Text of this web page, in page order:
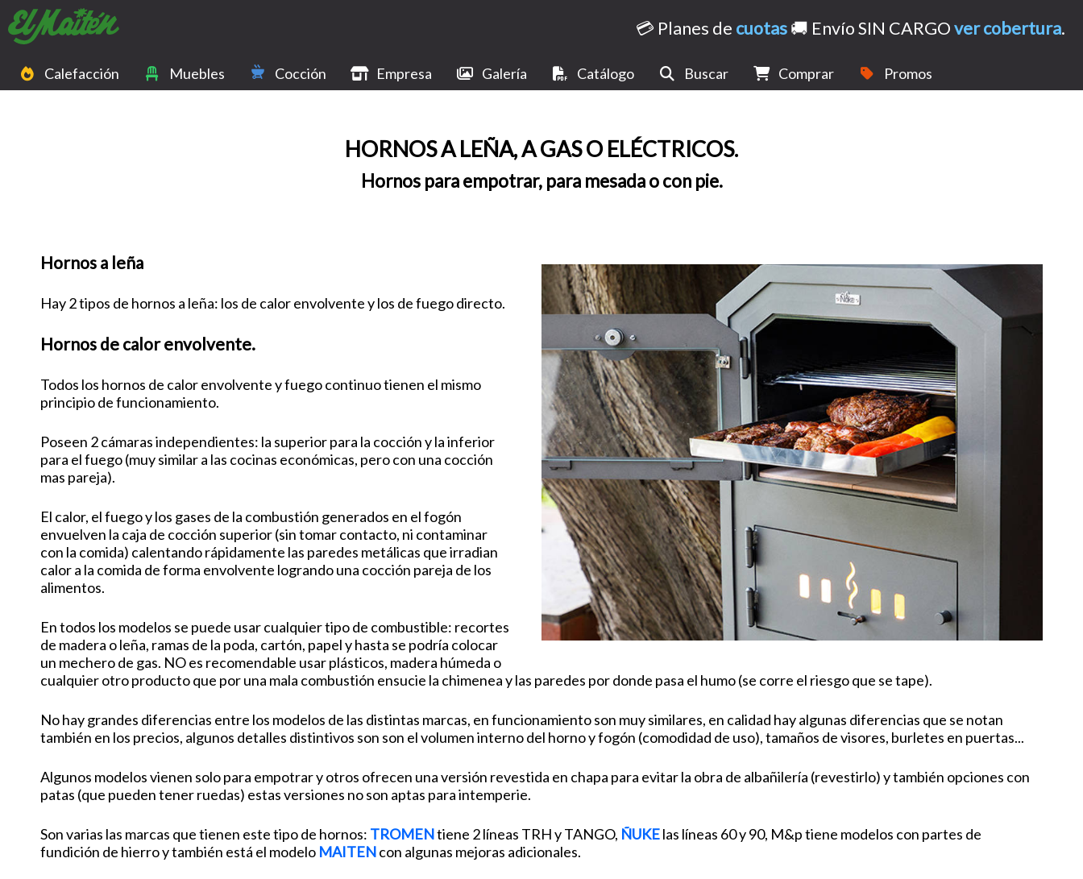
💳 Planes de cuotas🚚 Envío SIN CARGOver cobertura.
Calefacción Muebles Cocción Empresa Galería Catálogo Buscar Comprar Promos
HORNOS A LEÑA, A GAS O ELÉCTRICOS.
Hornos para empotrar, para mesada o con pie.
Hornos a leña
Hay 2 tipos de hornos a leña: los de calor envolvente y los de fuego directo.
Hornos de calor envolvente.
Todos los hornos de calor envolvente y fuego continuo tienen el mismo
principio de funcionamiento.
Poseen 2 cámaras independientes: la superior para la cocción y la inferior
para el fuego (muy similar a las cocinas económicas, pero con una cocción
mas pareja).
El calor, el fuego y los gases de la combustión generados en el fogón
envuelven la caja de cocción superior (sin tomar contacto, ni contaminar
con la comida) calentando rápidamente las paredes metálicas que irradian
calor a la comida de forma envolvente logrando una cocción pareja de los
alimentos.
En todos los modelos se puede usar cualquier tipo de combustible: recortes
de madera o leña, ramas de la poda, cartón, papel y hasta se podría colocar
un mechero de gas. NO es recomendable usar plásticos, madera húmeda o
cualquier otro producto que por una mala combustión ensucie la chimenea y las paredes por donde pasa el humo (se corre el riesgo que se tape).
No hay grandes diferencias entre los modelos de las distintas marcas, en funcionamiento son muy similares, en calidad hay algunas diferencias que se notan
también en los precios, algunos detalles distintivos son son el volumen interno del horno y fogón (comodidad de uso), tamaños de visores, burletes en puertas...
Algunos modelos vienen solo para empotrar y otros ofrecen una versión revestida en chapa para evitar la obra de albañilería (revestirlo) y también opciones con
patas (que pueden tener ruedas) estas versiones no son aptas para intemperie.
Son varias las marcas que tienen este tipo de hornos: TROMENtiene 2 líneas TRH y TANGO, ÑUKElas líneas 60 y 90, M&p tiene modelos con partes de
fundición de hierro y también está el modelo MAITENcon algunas mejoras adicionales.